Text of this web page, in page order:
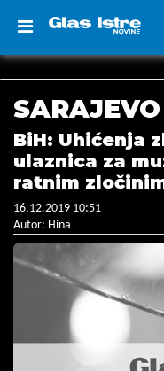
SARAJEVO
BiH: Uhićenja
ulaznica za
ratnim
16.12.2019 10:51
Autor: Hina